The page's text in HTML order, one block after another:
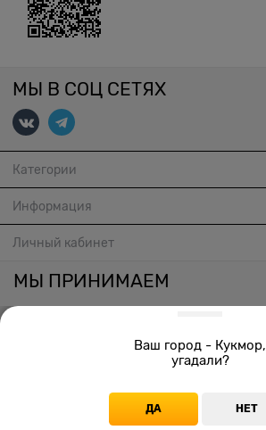
МЫ В СОЦ СЕТЯХ
Категории
Информация
Личный кабинет
МЫ ПРИНИМАЕМ
© 2026
Каталог Корзина
Ваш город - Кукмор,
угадали?
ДА НЕТ